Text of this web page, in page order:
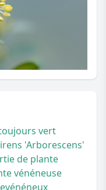
vert
'Arborescens'
de plante
vénéneuse
vénéneux